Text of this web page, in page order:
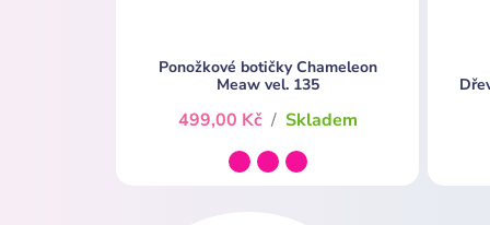
Ponožkové botičky Chameleon
Meaw vel. 135
499,00 Kč / Skladem